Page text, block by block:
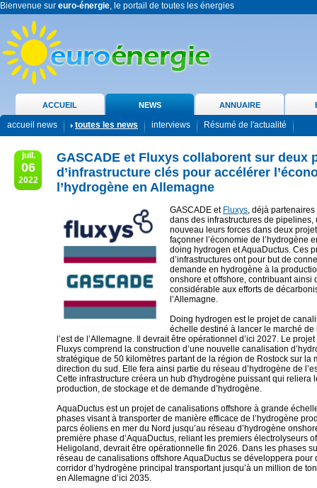
Bienvenue sur euro-énergie, le portail de toutes les énergies
ACCUEIL NEWS ANNUAIRE
accueil news toutes les news interviews Résumé de l'actualité
juil.
06
2022
GASCADE et Fluxys collaborent sur deux
d’infrastructure clés pour accélérer
l’hydrogène en Allemagne
GASCADE et Fluxys, déjà
dans des infrastructures de pipelines,
nouveau leurs forces dans deux
façonner l’économie de l’hydrogène
doing hydrogen et AquaDuctus. Ces
d’infrastructures ont pour but de
demande en hydrogène à la
onshore et offshore, contribuant ainsi
considérable aux efforts de
l’Allemagne.
Doing hydrogen est le projet de
échelle destiné à lancer le marché de
l’est de l’Allemagne. Il devrait être opérationnel d’ici 2027. Le
Fluxys comprend la construction d’une nouvelle canalisation
stratégique de 50 kilomètres partant de la région de Rostock sur la
direction du sud. Elle fera ainsi partie du réseau d’hydrogène de
Cette infrastructure créera un hub d'hydrogène puissant qui reliera
production, de stockage et de demande d’hydrogène.
AquaDuctus est un projet de canalisations offshore à grande
phases visant à transporter de manière efficace de l’hydrogène
parcs éoliens en mer du Nord jusqu’au réseau d’hydrogène
première phase d’AquaDuctus, reliant les premiers électrolyseurs
Heligoland, devrait être opérationnelle fin 2026. Dans les phases
réseau de canalisations offshore AquaDuctus se développera pour
corridor d’hydrogène principal transportant jusqu’à un million de
en Allemagne d’ici 2035.